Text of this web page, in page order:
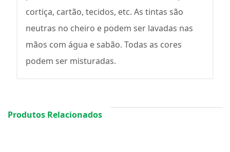
cortiça, cartão, tecidos, etc. As tintas são
neutras no cheiro e podem ser lavadas nas
mãos com água e sabão. Todas as cores
podem ser misturadas.
Produtos Relacionados